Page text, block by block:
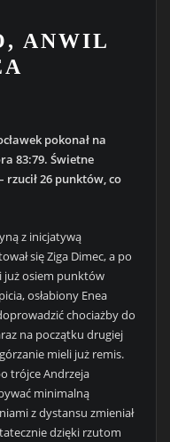
ANWIL
pokonał na
83:79. Świetne
rzucił 26 punktów, co
z inicjatywą
się Ziga Dimec, a po
już osiem punktów
osłabiony Enea
chociażby do
na początku drugiej
mieli już remis.
trójce Andrzeja
minimalną
z dystansu zmieniał
dzięki rzutom